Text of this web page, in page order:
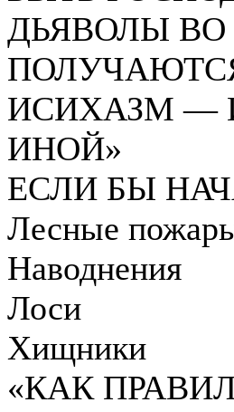
ДЬЯВОЛЫ
ИСИХАЗМ —
ИНОЙ»
ЕСЛИ БЫ
Лесные
Наводнения
Лоси
Хищники
«КАК